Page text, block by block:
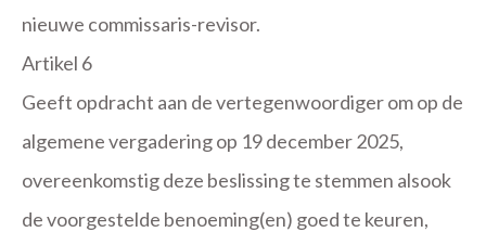
nieuwe commissaris-revisor.
Artikel 6
Geeft opdracht aan de vertegenwoordiger om op de
algemene vergadering op 19 december 2025,
overeenkomstig deze beslissing te stemmen alsook
de voorgestelde benoeming(en) goed te keuren,